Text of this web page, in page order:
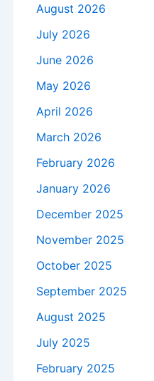
August 2026
July 2026
June 2026
May 2026
April 2026
March 2026
February 2026
January 2026
December 2025
November 2025
October 2025
September 2025
August 2025
July 2025
February 2025